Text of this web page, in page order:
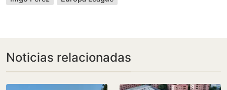
Noticias relacionadas